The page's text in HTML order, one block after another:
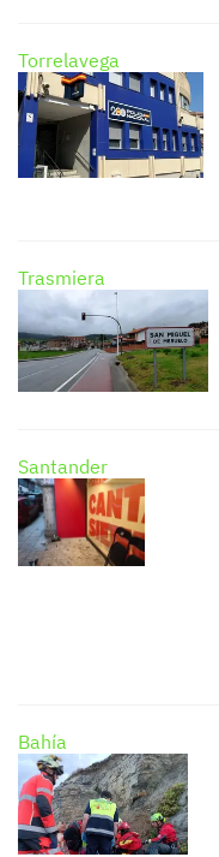
Torrelavega
Trasmiera
Santander
Bahía